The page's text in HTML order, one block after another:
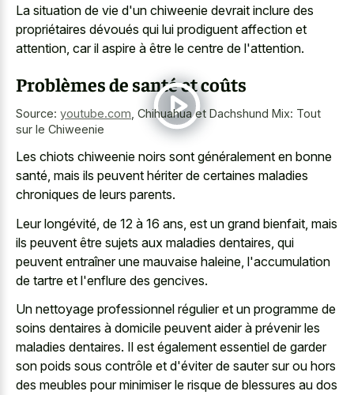
La situation de vie d'un chiweenie devrait inclure des
propriétaires dévoués qui lui prodiguent affection et
attention, car il aspire à être le centre de l'attention.
Problèmes de santé et coûts
Source: youtube.com Chihuahua et Dachshund Mix: Tout
sur le Chiweenie
Les chiots chiweenie noirs sont généralement en bonne
santé, mais ils peuvent hériter de certaines maladies
chroniques de leurs parents.
Leur longévité, de 12 à 16 ans, est un grand bienfait, mais
ils peuvent être sujets aux maladies dentaires, qui
peuvent entraîner une mauvaise haleine, l'accumulation
de tartre et l'enflure des gencives.
Un nettoyage professionnel régulier et un programme de
soins dentaires à domicile peuvent aider à prévenir les
maladies dentaires. Il est également essentiel de garder
son poids sous contrôle et d'éviter de sauter sur ou hors
des meubles pour minimiser le risque de blessures au dos